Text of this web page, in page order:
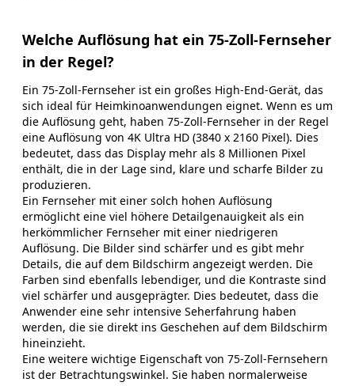
Welche Auflösung hat ein 75-Zoll-Fernseher
in der Regel?
Ein 75-Zoll-Fernseher ist ein großes High-End-Gerät, das
sich ideal für Heimkinoanwendungen eignet. Wenn es um
die Auflösung geht, haben 75-Zoll-Fernseher in der Regel
eine Auflösung von 4K Ultra HD (3840 x 2160 Pixel). Dies
bedeutet, dass das Display mehr als 8 Millionen Pixel
enthält, die in der Lage sind, klare und scharfe Bilder zu
produzieren.
Ein Fernseher mit einer solch hohen Auflösung
ermöglicht eine viel höhere Detailgenauigkeit als ein
herkömmlicher Fernseher mit einer niedrigeren
Auflösung. Die Bilder sind schärfer und es gibt mehr
Details, die auf dem Bildschirm angezeigt werden. Die
Farben sind ebenfalls lebendiger, und die Kontraste sind
viel schärfer und ausgeprägter. Dies bedeutet, dass die
Anwender eine sehr intensive Seherfahrung haben
werden, die sie direkt ins Geschehen auf dem Bildschirm
hineinzieht.
Eine weitere wichtige Eigenschaft von 75-Zoll-Fernsehern
ist der Betrachtungswinkel. Sie haben normalerweise